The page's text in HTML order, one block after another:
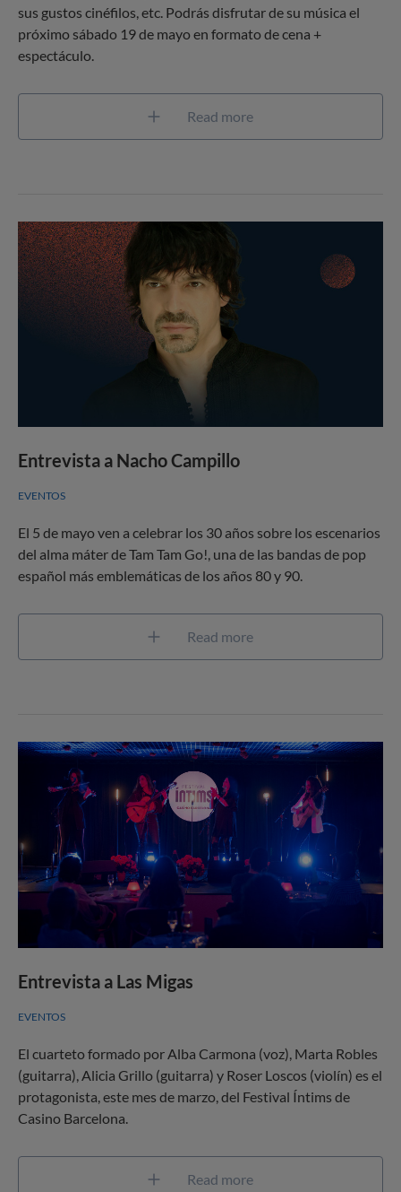
sus gustos cinéfilos, etc. Podrás disfrutar de su música el
próximo sábado 19 de mayo en formato de cena +
espectáculo.
Read more
Entrevista a Nacho Campillo
EVENTOS
El 5 de mayo ven a celebrar los 30 años sobre los escenarios
del alma máter de Tam Tam Go!, una de las bandas de pop
español más emblemáticas de los años 80 y 90.
Read more
Entrevista a Las Migas
EVENTOS
El cuarteto formado por Alba Carmona (voz), Marta Robles
(guitarra), Alicia Grillo (guitarra) y Roser Loscos (violín) es el
protagonista, este mes de marzo, del Festival Íntims de
Casino Barcelona.
Read more